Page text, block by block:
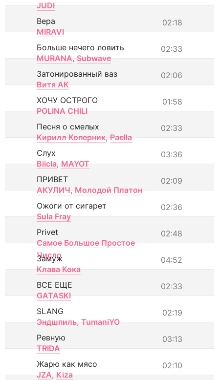
JUDI
02:18
Вера
MIRAVI
02:33
Больше нечего ловить
MURANA, Subwave
02:06
Затонированный ваз
Витя АК
01:58
ХОЧУ ОСТРОГО
POLINA CHILI
02:33
Песня о смелых
Кирилл Коперник, Paella
03:36
Слух
Biicla, MAYOT
02:09
ПРИВЕТ
АКУЛИЧ, Молодой Платон
02:36
Ожоги от сигарет
Sula Fray
02:48
Privet
Самое Большое Простое
Число
04:52
Замуж
Клава Кока
02:33
ВСЕ ЕЩЕ
GATASKI
02:19
SLANG
Эндшпиль, TumaniYO
03:13
Ревную
TRIDA
02:10
Жарю как мясо
JZA, Kiza